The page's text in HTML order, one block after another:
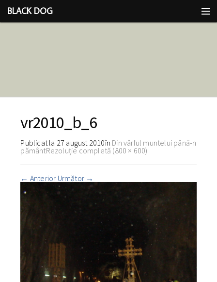
BLACK DOG
vr2010_b_6
Publicat la 27 august 2010în Din vârful muntelui până-n
pământRezoluție completă (800 × 600)
← Anterior Următor →